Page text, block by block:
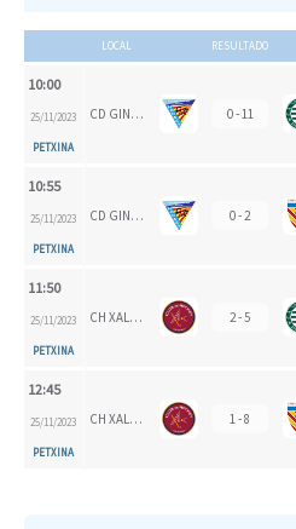
LOCAL RESULTADO
10:00
25/11/2023
PETXINA
CD GINER DE LOS RÍOS 0 - 11
10:55
25/11/2023
PETXINA
CD GINER DE LOS RÍOS 0 - 2
11:50
25/11/2023
PETXINA
CH XALOC 2 - 5
12:45
25/11/2023
PETXINA
CH XALOC 1 - 8